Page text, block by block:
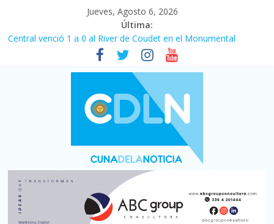
Jueves, Agosto 6, 2026
Última:
Central venció 1 a 0 al River de Coudet en el Monumental
La morosidad alcanzó su nivel más alto en dos décadas y ya
afecta a 400 mil deudores en Santa Fe
Desde que asumió Milei cerraron 41.000 kioscos: el sector
denuncia crisis como en 2001
Vacaciones de invierno con más movimiento y consumo
turístico: 4,6 millones de personas viajaron por el país, un 5,9%
Fuerte caída de la venta de autos usados en julio: bajó un 12,6%